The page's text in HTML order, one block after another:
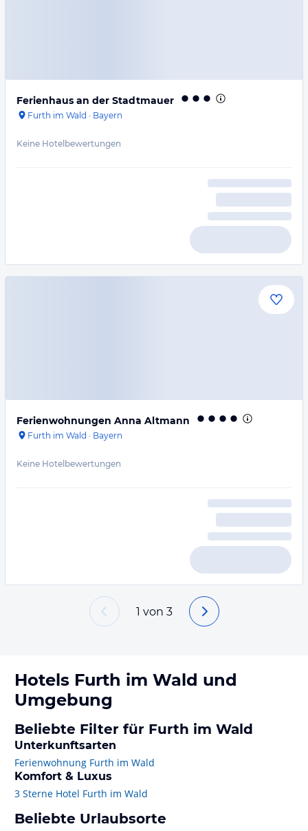
Ferienhaus an der Stadtmauer
Furth im Wald · Bayern
Keine Hotelbewertungen
Ferienwohnungen Anna Altmann
Furth im Wald · Bayern
Keine Hotelbewertungen
1 von 3
Hotels Furth im Wald und
Umgebung
Beliebte Filter für Furth im Wald
Unterkunftsarten
Ferienwohnung Furth im Wald
Komfort & Luxus
3 Sterne Hotel Furth im Wald
Beliebte Urlaubsorte